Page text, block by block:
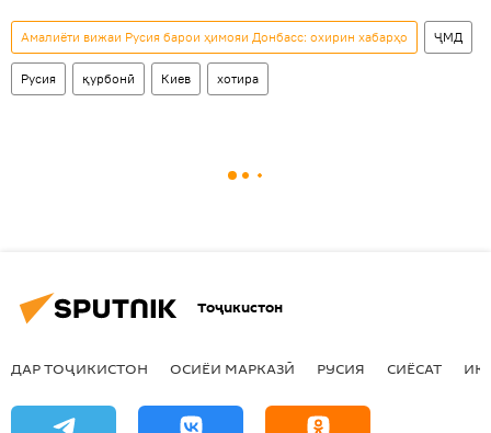
Амалиёти вижаи Русия барои ҳимояи Донбасс: охирин хабарҳо ҶМД
Русия қурбонӣ Киев хотира
Тоҷикистон
ДАР ТОҶИКИСТОН ОСИЁИ МАРКАЗӢ РУСИЯ СИЁСАТ